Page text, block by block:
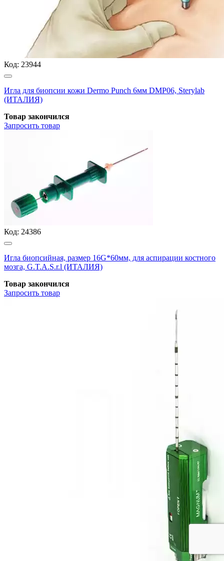
Код: 23944
Игла для биопсии кожи Dermo Punch 6мм DMP06, Sterylab
(ИТАЛИЯ)
Товар закончился
Запросить товар
Код: 24386
Игла биопсийная, размер 16G*60мм, для аспирации костного
мозга, G.T.A.S.r.l (ИТАЛИЯ)
Товар закончился
Запросить товар